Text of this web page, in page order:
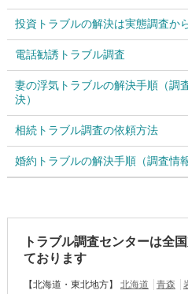
投資トラブルの解決は実態調査か
電話勧誘トラブル調査
妻の浮気トラブルの解決手順（調
決）
相続トラブル調査の依頼方法
婚約トラブルの解決手順（調査情
トラブル調査センターは全
ております
【北海道・東北地方】 北海道 青森